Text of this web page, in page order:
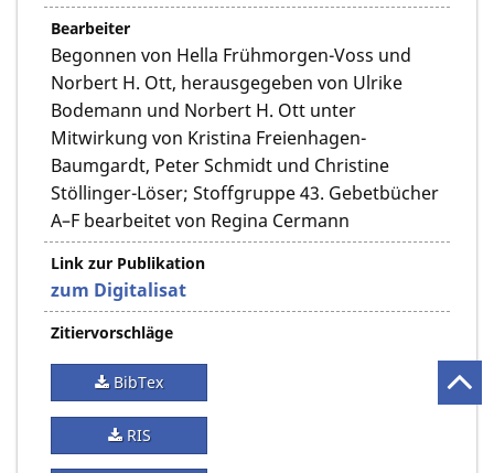
Bearbeiter
Begonnen von Hella Frühmorgen-Voss und
Norbert H. Ott, herausgegeben von Ulrike
Bodemann und Norbert H. Ott unter
Mitwirkung von Kristina Freienhagen-
Baumgardt, Peter Schmidt und Christine
Stöllinger-Löser; Stoffgruppe 43. Gebetbücher
A–F bearbeitet von Regina Cermann
Link zur Publikation
zum Digitalisat
Zitiervorschläge
BibTex
RIS